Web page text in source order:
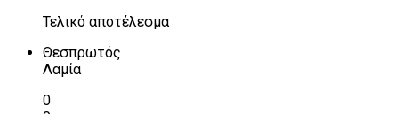
Τελικό αποτέλεσμα
Θεσπρωτός
Λαμία
0